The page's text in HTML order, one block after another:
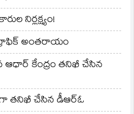
నిర్లక్ష్యం!
అంతరాయం
ఆధార్ కేంద్రం తనిఖీ చేసిన
తనిఖీ చేసిన డీఆర్ఓ